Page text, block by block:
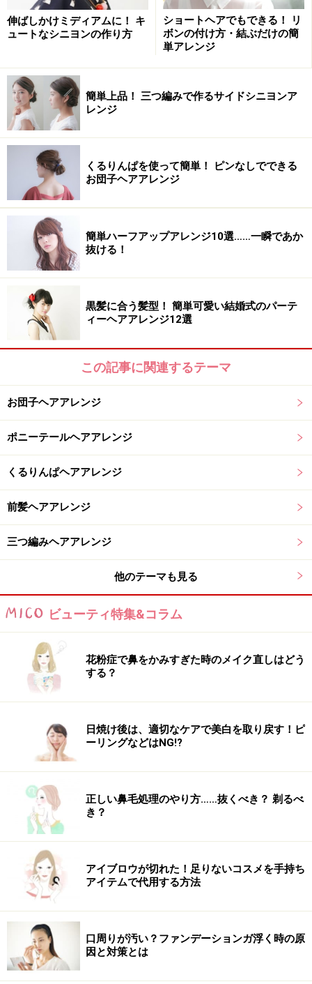
サイド&バックの仕上がり
準備する道具・あると便利なもの
はじめに用意するもの
ヘアアレンジを始める前に、まずはこれらの道具を準備
しましょう。
■必ず準備する道具
・アメピン ３から５本(毛量による)
・柔らかめのワックス
・コーム
・スプレー
・水スプレー(もしくは寝グセ直しウォーター)
・Uピン
・ダックカールクリップ
下準備のやり方
水スプレーで髪を濡らす
ラパラと落ちてしまうので、水スプレーで軽く濡らしま
す。中の方が濡れにくいので、まんべんなくチェック。
寝ぐせ直し用のウォーターや、トリートメントムースで
もOKです。しっとりするまで、根元付近も濡らしましょ
う。
柔らかめのワックスを多めにとる
2. 柔らかめのヘアワックスを手の平にとります。根元か
ら毛先までしっかりつけるので、多めにとりましょう。
髪全体になじませる
3. 根元からしっかり付けて、全体にまんべんなくなじま
せましょう。
伸ばしかけミディアムに！ キ
ュートなシニヨンの作り方
ショートヘアでもできる！ リ
ボンの付け方・結ぶだけの簡
単アレンジ
簡単上品！ 三つ編みで作るサイドシニヨンア
レンジ
くるりんぱを使って簡単！ ピンなしでできる
お団子ヘアアレンジ
簡単ハーフアップアレンジ10選……一瞬であか
抜ける！
黒髪に合う髪型！ 簡単可愛い結婚式のパーテ
ィーヘアアレンジ12選
この記事に関連するテーマ
お団子ヘアアレンジ
ポニーテールヘアアレンジ
くるりんぱヘアアレンジ
前髪ヘアアレンジ
三つ編みヘアアレンジ
他のテーマも見る
ビューティ特集&コラム
花粉症で鼻をかみすぎた時のメイク直しはどう
する？
日焼け後は、適切なケアで美白を取り戻す！ピ
ーリングなどはNG!?
正しい鼻毛処理のやり方……抜くべき？ 剃るべ
き？
アイブロウが切れた！足りないコスメを手持ち
アイテムで代用する方法
口周りが汚い？ファンデーションガ浮く時の原
因と対策とは